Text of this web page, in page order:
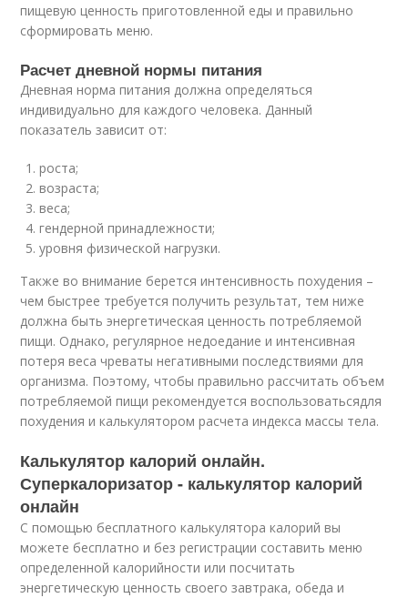
пищевую ценность приготовленной еды и правильно
сформировать меню.
Расчет дневной нормы питания
Дневная норма питания должна определяться
индивидуально для каждого человека. Данный
показатель зависит от:
роста;
возраста;
веса;
гендерной принадлежности;
уровня физической нагрузки.
Также во внимание берется интенсивность похудения –
чем быстрее требуется получить результат, тем ниже
должна быть энергетическая ценность потребляемой
пищи. Однако, регулярное недоедание и интенсивная
потеря веса чреваты негативными последствиями для
организма. Поэтому, чтобы правильно рассчитать объем
потребляемой пищи рекомендуется воспользоватьсядля
похудения и калькулятором расчета индекса массы тела.
Калькулятор калорий онлайн.
Суперкалоризатор - калькулятор калорий
онлайн
С помощью бесплатного калькулятора калорий вы
можете бесплатно и без регистрации составить меню
определенной калорийности или посчитать
энергетическую ценность своего завтрака, обеда и